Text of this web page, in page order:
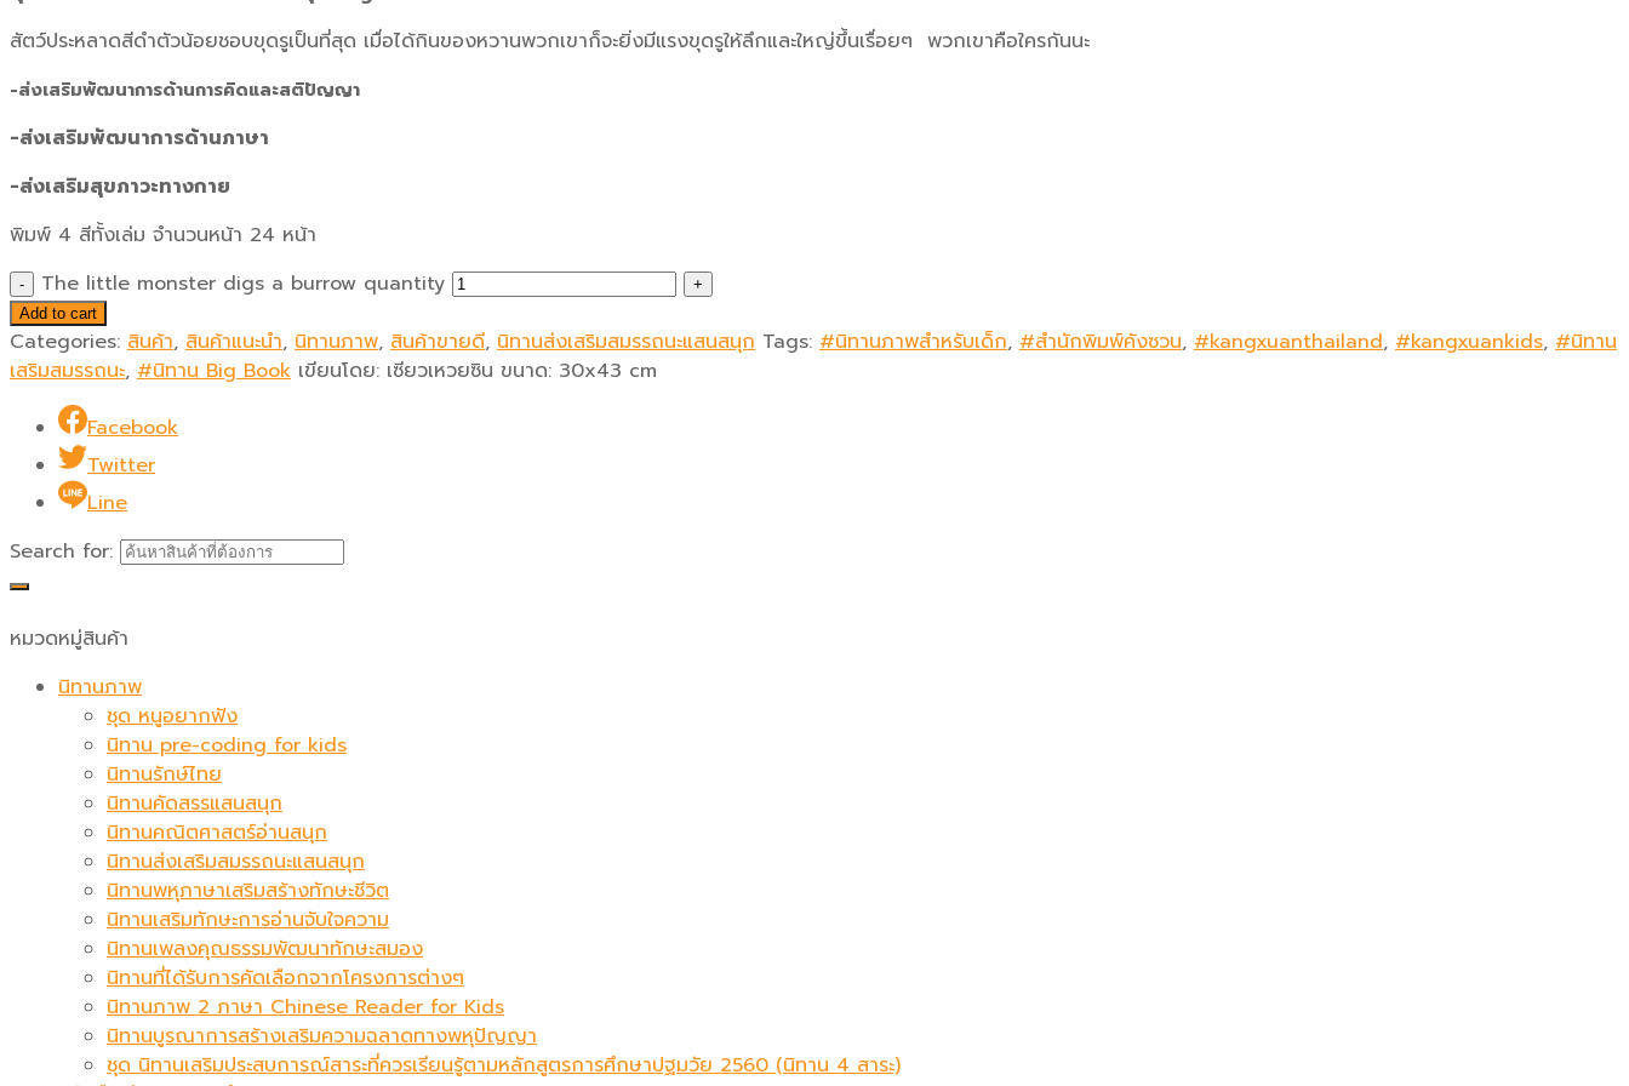
สัตว์ประหลาดสีดำตัวน้อยชอบขุดรูเป็นที่สุด เมื่อได้กินของหวานพวกเขาก็จะยิ่งมีแรงขุดรูให้ลึกและใหญ่ขึ้นเรื่อยๆ พวกเขาคือใครกันนะ
-ส่งเสริมพัฒนาการด้านการคิดและสติปัญญา
-ส่งเสริมพัฒนาการด้านภาษา
-ส่งเสริมสุขภาวะทางกาย
พิมพ์ 4 สีทั้งเล่ม จำนวนหน้า 24 หน้า
The little monster digs a burrow quantity
Add to cart
Categories: สินค้า, สินค้าแนะนำ, นิทานภาพ, สินค้าขายดี, นิทานส่งเสริมสมรรถนะแสนสนุก Tags: #นิทานภาพสำหรับเด็ก, #สำนักพิมพ์คังซวน, #kangxuanthailand, #kangxuankids, #นิทาน
เสริมสมรรถนะ, #นิทาน Big Book เขียนโดย: เซียวเหวยซิน ขนาด: 30x43 cm
Facebook
Twitter
Line
Search for:
หมวดหมู่สินค้า
นิทานภาพ
ชุด หนูอยากฟัง
นิทาน pre-coding for kids
นิทานรักษ์ไทย
นิทานคัดสรรแสนสนุก
นิทานคณิตศาสตร์อ่านสนุก
นิทานส่งเสริมสมรรถนะแสนสนุก
นิทานพหุภาษาเสริมสร้างทักษะชีวิต
นิทานเสริมทักษะการอ่านจับใจความ
นิทานเพลงคุณธรรมพัฒนาทักษะสมอง
นิทานที่ได้รับการคัดเลือกจากโครงการต่างๆ
นิทานภาพ 2 ภาษา Chinese Reader for Kids
นิทานบูรณาการสร้างเสริมความฉลาดทางพหุปัญญา
ชุด นิทานเสริมประสบการณ์สาระที่ควรเรียนรู้ตามหลักสูตรการศึกษาปฐมวัย 2560 (นิทาน 4 สาระ)